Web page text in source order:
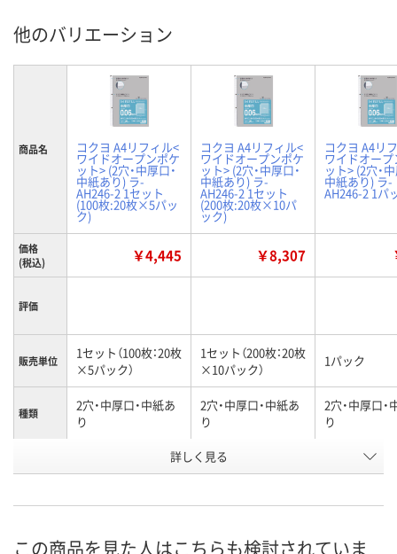
他のバリエーション
商品名 コクヨ A4リフィル<
ワイドオープンポケ
ット> (2穴・中厚口・
中紙あり) ラ-
AH246-2 1セット
(100枚:20枚×5パッ
ク)
コクヨ A4リフィル<
ワイドオープンポケ
ット> (2穴・中厚口・
中紙あり) ラ-
AH246-2 1セット
(200枚:20枚×10パ
ック)
コクヨ A4リ
ワイドオー
ット> (2穴・
中紙あり) ラ-
AH246-2 1パ
価格
(税込)
￥4,445 ￥8,307
評価
販売単位
1セット（100枚：20枚
×5パック）
1セット（200枚：20枚
×10パック）
1パック
種類
2穴・中厚口・中紙あ
り
2穴・中厚口・中紙あ
り
2穴・中厚口・
り
A819448 AR32205
8月11日（火）
詳しく見る
この商品を見た人はこちらも検討されていま